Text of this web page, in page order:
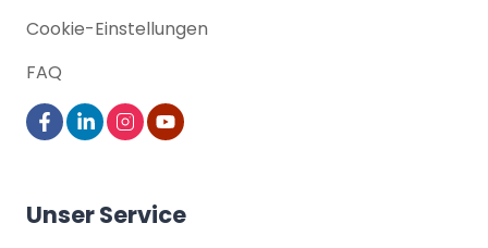
Cookie-Einstellungen
FAQ
Unser Service